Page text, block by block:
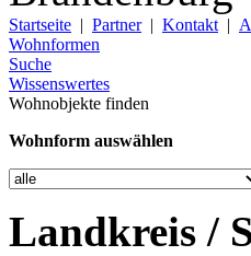
Startseite | Partner| Kontakt |
Wohnformen
Suche
Wissenswertes
Wohnobjekte finden
Wohnform auswählen
Landkreis /